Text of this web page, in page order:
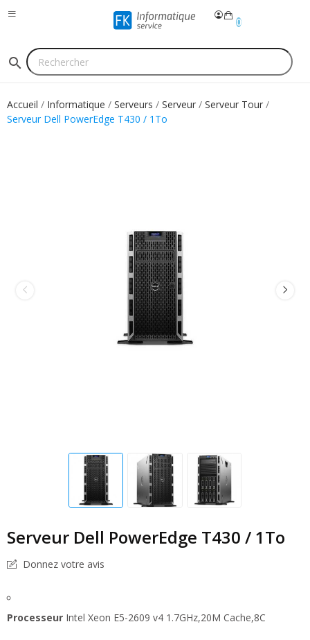
0
search
Accueil Informatique Serveurs Serveur
Serveur Tour
Serveur Dell PowerEdge T430 / 1To
Serveur Dell PowerEdge T430 / 1To
Donnez votre avis
Processeur Intel Xeon E5-2609 v4 1.7GHz,20M Cache,8C